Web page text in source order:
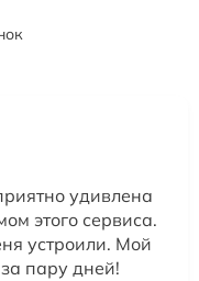
удивлена
этого сервиса.
устроили. Мой
пару дней!